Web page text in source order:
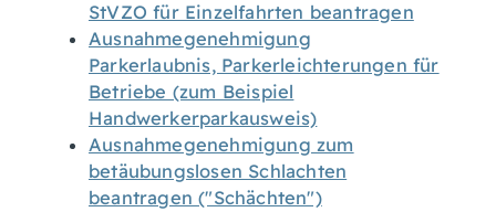
StVZO für Einzelfahrten beantragen
Ausnahmegenehmigung
Parkerlaubnis, Parkerleichterungen für
Betriebe (zum Beispiel
Handwerkerparkausweis)
Ausnahmegenehmigung zum
betäubungslosen Schlachten
beantragen ("Schächten")